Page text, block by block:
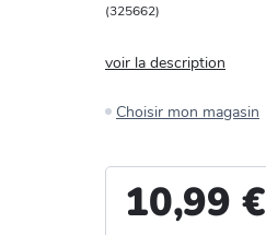
(325662)
voir la description
Choisir mon magasin
10,99 €